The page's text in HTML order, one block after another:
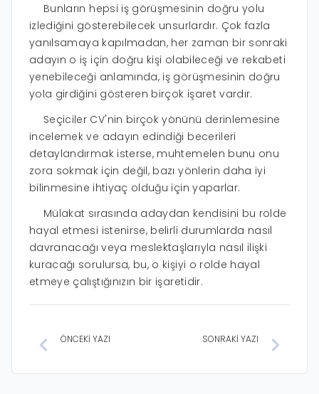
Bunların hepsi iş görüşmesinin doğru yolu
izlediğini gösterebilecek unsurlardır. Çok fazla
yanılsamaya kapılmadan, her zaman bir sonraki
adayın o iş için doğru kişi olabileceği ve rekabeti
yenebileceği anlamında, iş görüşmesinin doğru
yola girdiğini gösteren birçok işaret vardır.
Seçiciler CV'nin birçok yönünü derinlemesine
incelemek ve adayın edindiği becerileri
detaylandırmak isterse, muhtemelen bunu onu
zora sokmak için değil, bazı yönlerin daha iyi
bilinmesine ihtiyaç olduğu için yaparlar.
Mülakat sırasında adaydan kendisini bu rolde
hayal etmesi istenirse, belirli durumlarda nasıl
davranacağı veya meslektaşlarıyla nasıl ilişki
kuracağı sorulursa, bu, o kişiyi o rolde hayal
etmeye çalıştığınızın bir işaretidir.
ÖNCEKİ YAZI SONRAKİ YAZI